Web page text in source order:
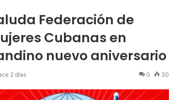
Federación de
Cubanas en
nuevo aniversario
2 días 0 30